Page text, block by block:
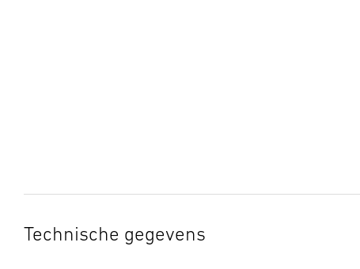
Technische gegevens